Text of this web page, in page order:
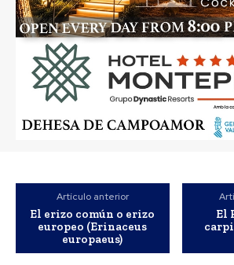
Artículo anterior
El erizo común o erizo
europeo (Erinaceus
europaeus)
El